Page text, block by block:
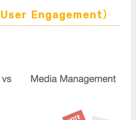
User Engagement）